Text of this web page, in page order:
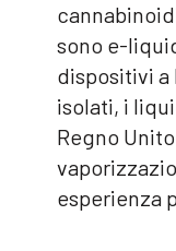
sono e-
dispositivi a
isolati, i
Regno
esperienza